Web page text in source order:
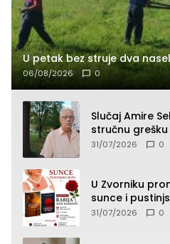
U petak bez struje dva
06/08/2026 0
Slučaj Amire
stručnu
presudan
31/07/2026 0
U Zvorniku
sunce i
Avdić-
31/07/2026 0